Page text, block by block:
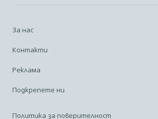
За нас
Контакти
Реклама
Подкрепете ни
Политика за поверителност